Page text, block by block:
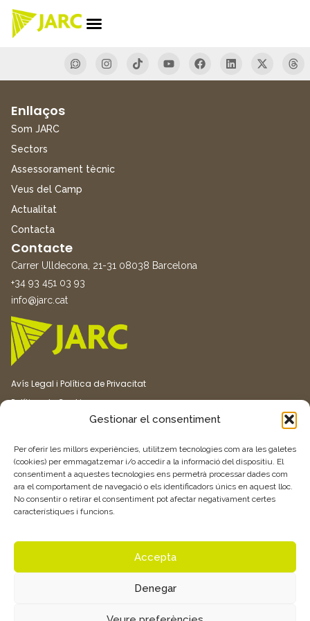
Gestionar el consentiment
Per oferir les millors experiències, utilitzem tecnologies com ara les galetes
(cookies) per emmagatzemar i/o accedir a la informació del dispositiu. El
consentiment a aquestes tecnologies ens permetrà processar dades com
ara el comportament de navegació o els identificadors únics en aquest lloc.
No consentir o retirar el consentiment pot afectar negativament certes
característiques i funcions.
Accepta
Denegar
Enllaços
Som JARC
Sectors
Assessorament tècnic
Veus del Camp
Actualitat
Contacta
Contacte
Carrer Ulldecona, 21-31 08038 Barcelona
+34 93 451 03 93
info@jarc.cat
Avís Legal i Política de Privacitat
Política de Cookies
Vull rebre més informació